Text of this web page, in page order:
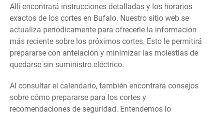
Allí encontrará instrucciones detalladas y los horarios
exactos de los cortes en Bufalo. Nuestro sitio web se
actualiza periódicamente para ofrecerle la información
más reciente sobre los próximos cortes. Esto le permitirá
prepararse con antelación y minimizar las molestias de
quedarse sin suministro eléctrico.
Al consultar el calendario, también encontrará consejos
sobre cómo prepararse para los cortes y
recomendaciones de seguridad. Entendemos lo